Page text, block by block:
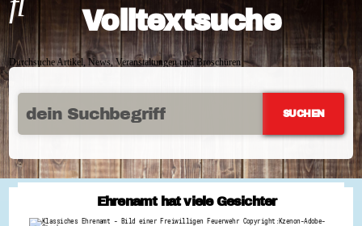
Volltextsuche
Durchsuche Artikel, News, Veranstaltungen und Broschüren
Ehrenamt hat viele Gesichter